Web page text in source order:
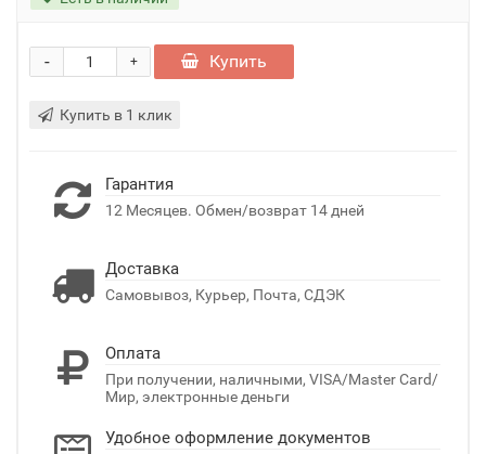
+
- Купить
Купить в 1 клик
Гарантия
12 Месяцев. Обмен/возврат 14 дней
Доставка
Самовывоз, Курьер, Почта, СДЭК
Оплата
При получении, наличными, VISA/Master Card/
Мир, электронные деньги
Удобное оформление документов